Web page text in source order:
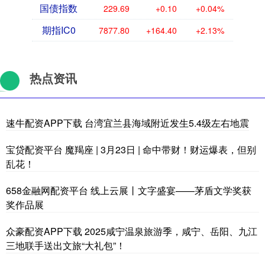
国债指数 229.69 +0.10 +0.04%
期指IC0 7877.80 +164.40 +2.13%
热点资讯
速牛配资APP下载 台湾宜兰县海域附近发生5.4级左右地震
宝贷配资平台 魔羯座 | 3月23日 | 命中带财！财运爆表，但别
乱花！
658金融网配资平台 线上云展丨文字盛宴——茅盾文学奖获
奖作品展
众豪配资APP下载 2025咸宁温泉旅游季，咸宁、岳阳、九江
三地联手送出文旅“大礼包”！